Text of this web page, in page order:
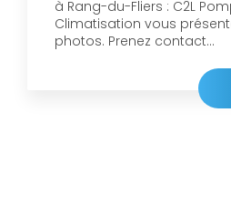
à Rang-du-Fliers : C2L
Climatisation vous
photos. Prenez contact...